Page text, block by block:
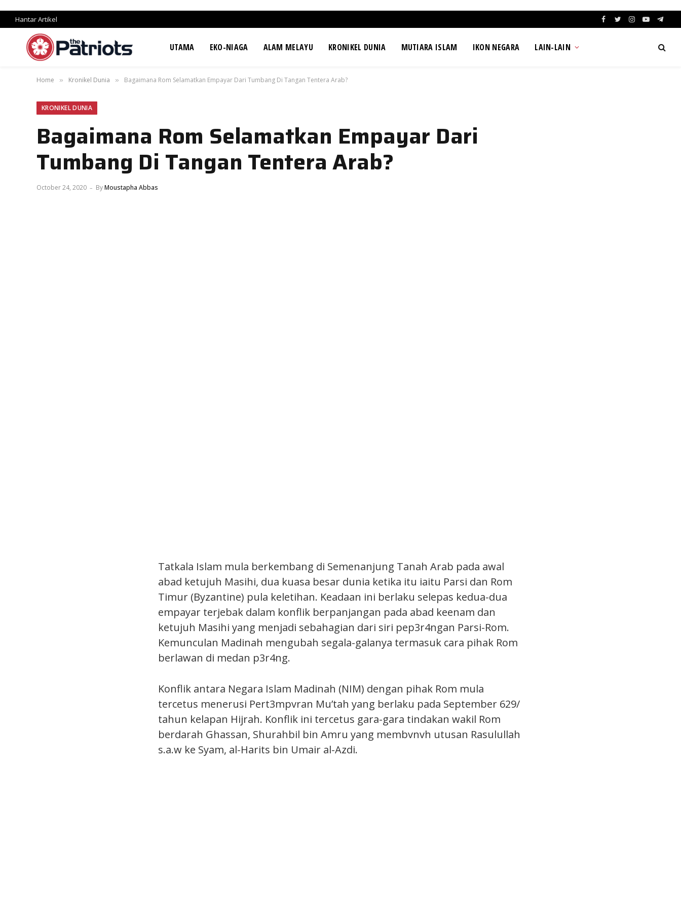
Hantar Artikel Facebook
TwitterInstagram
YouTube
UTAMA EKO-NIAGA ALAM MELAYU KRONIKEL DUNIA MUTIARA ISLAM IKON NEGARA LAIN-LAIN
Home » Kronikel Dunia » Bagaimana Rom Selamatkan Empayar Dari Tumbang Di Tangan Tentera Arab?
KRONIKEL DUNIA
Bagaimana Rom Selamatkan Empayar Dari
Tumbang Di Tangan Tentera Arab?
October 24, 2020 ByMoustapha Abbas
Tatkala Islam mula berkembang di Semenanjung Tanah Arab pada awal
abad ketujuh Masihi, dua kuasa besar dunia ketika itu iaitu Parsi dan Rom
Timur (Byzantine) pula keletihan. Keadaan ini berlaku selepas kedua-dua
empayar terjebak dalam konflik berpanjangan pada abad keenam dan
ketujuh Masihi yang menjadi sebahagian dari siri pep3r4ngan Parsi-Rom.
Kemunculan Madinah mengubah segala-galanya termasuk cara pihak Rom
berlawan di medan p3r4ng.
Konflik antara Negara Islam Madinah (NIM) dengan pihak Rom mula
tercetus menerusi Pert3mpvran Mu’tah yang berlaku pada September 629/
tahun kelapan Hijrah. Konflik ini tercetus gara-gara tindakan wakil Rom
berdarah Ghassan, Shurahbil bin Amru yang membvnvh utusan Rasulullah
s.a.w ke Syam, al-Harits bin Umair al-Azdi.